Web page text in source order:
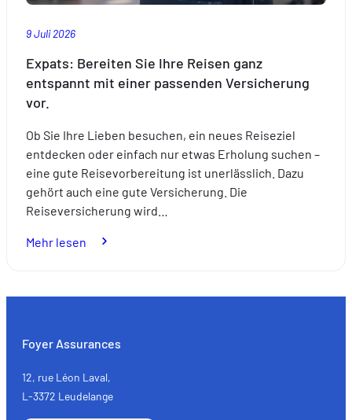
9 Juli 2026
Expats: Bereiten Sie Ihre Reisen ganz
entspannt mit einer passenden Versicherung
vor.
Ob Sie Ihre Lieben besuchen, ein neues Reiseziel
entdecken oder einfach nur etwas Erholung suchen –
eine gute Reisevorbereitung ist unerlässlich. Dazu
gehört auch eine gute Versicherung. Die
Reiseversicherung wird…
Mehr lesen
Sie
entspannt
mit
Foyer Assurances
12, rue Léon Laval,
L-3372 Leudelange